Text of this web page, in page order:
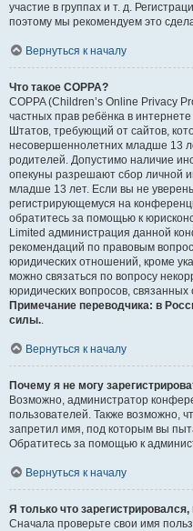
участие в группах и т. д.
поэтому мы рекомендуем это
Вернуться к началу
Что такое COPPA?
COPPA (Children’s Online Privacy
частных прав ребёнка в
Штатов, требующий от сайтов,
несовершеннолетних младше 13
родителей. Допустимо наличие
опекуны разрешают сбор личной
младше 13 лет. Если вы не
регистрирующемуся на
обратитесь за помощью к
Limited администрация данной
рекомендаций по правовым
юридических отношений, кроме
можно связаться по вопросу
юридических вопросов,
Примечание переводчика: в
силы..
Вернуться к началу
Почему я не могу
Возможно, администратор
пользователей. Также возможно,
запретил имя, под которым вы
Обратитесь за помощью к
Вернуться к началу
Я только что зарегистрировался,
Сначала проверьте свои имя